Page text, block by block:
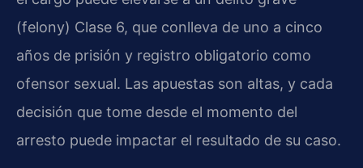
(felony) Clase 6, que conlleva de uno a cinco
años de prisión y registro obligatorio como
ofensor sexual. Las apuestas son altas, y cada
decisión que tome desde el momento del
arresto puede impactar el resultado de su caso.